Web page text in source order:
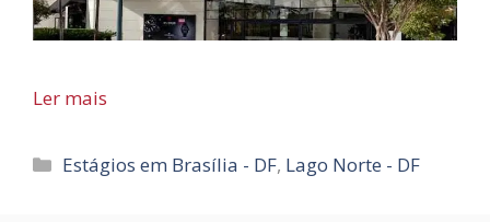
Ler mais
Categorias
Estágios em Brasília - DF, Lago Norte - DF